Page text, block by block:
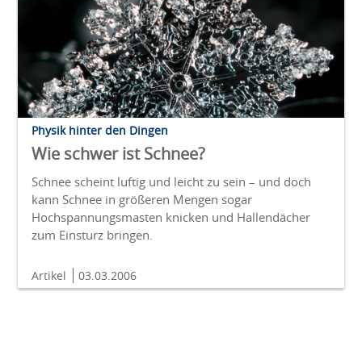
Physik hinter den Dingen
Wie schwer ist Schnee?
Schnee scheint luftig und leicht zu sein – und doch
kann Schnee in größeren Mengen sogar
Hochspannungsmasten knicken und Hallendächer
zum Einsturz bringen.
Artikel 03.03.2006